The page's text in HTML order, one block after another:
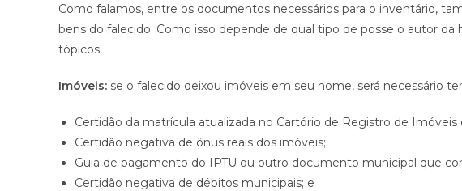
Como falamos, entre os documentos necessários para o inventário,
bens do falecido. Como isso depende de qual tipo de posse o autor da
tópicos.
Imóveis: se o falecido deixou imóveis em seu nome, será necessário
Certidão da matrícula atualizada no Cartório de Registro de
Certidão negativa de ônus reais dos imóveis;
Guia de pagamento do IPTU ou outro documento municipal que
Certidão negativa de débitos municipais; e